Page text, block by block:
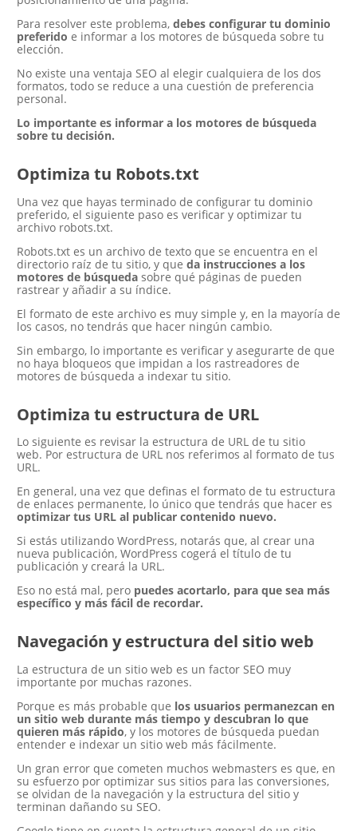
Para resolver este problema, debes configurar tu dominio
preferido e informar a los motores de búsqueda sobre tu
elección.
No existe una ventaja SEO al elegir cualquiera de los dos
formatos, todo se reduce a una cuestión de preferencia
personal.
Lo importante es informar a los motores de búsqueda
sobre tu decisión.
Optimiza tu Robots.txt
Una vez que hayas terminado de configurar tu dominio
preferido, el siguiente paso es verificar y optimizar tu
archivo robots.txt.
Robots.txt es un archivo de texto que se encuentra en el
directorio raíz de tu sitio, y que da instrucciones a los
motores de búsqueda sobre qué páginas de pueden
rastrear y añadir a su índice.
El formato de este archivo es muy simple y, en la mayoría de
los casos, no tendrás que hacer ningún cambio.
Sin embargo, lo importante es verificar y asegurarte de que
no haya bloqueos que impidan a los rastreadores de
motores de búsqueda a indexar tu sitio.
Optimiza tu estructura de URL
Lo siguiente es revisar la estructura de URL de tu sitio
web. Por estructura de URL nos referimos al formato de tus
URL.
En general, una vez que definas el formato de tu estructura
de enlaces permanente, lo único que tendrás que hacer es
optimizar tus URL al publicar contenido nuevo.
Si estás utilizando WordPress, notarás que, al crear una
nueva publicación, WordPress cogerá el título de tu
publicación y creará la URL.
Eso no está mal, pero puedes acortarlo, para que sea más
específico y más fácil de recordar.
Navegación y estructura del sitio web
La estructura de un sitio web es un factor SEO muy
importante por muchas razones.
Porque es más probable que los usuarios permanezcan en
un sitio web durante más tiempo y descubran lo que
quieren más rápido, y los motores de búsqueda puedan
entender e indexar un sitio web más fácilmente.
Un gran error que cometen muchos webmasters es que, en
su esfuerzo por optimizar sus sitios para las conversiones,
se olvidan de la navegación y la estructura del sitio y
terminan dañando su SEO.